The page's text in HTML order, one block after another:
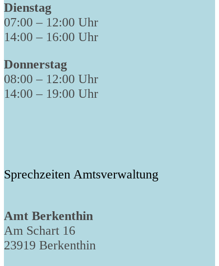
Dienstag
07:00 – 12:00 Uhr
14:00 – 16:00 Uhr
Donnerstag
08:00 – 12:00 Uhr
14:00 – 19:00 Uhr
Sprechzeiten Amtsverwaltung
Amt Berkenthin
Am Schart 16
23919 Berkenthin